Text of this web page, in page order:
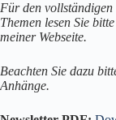
Für den vollständigen
Themen lesen Sie
meiner Webseite.
Beachten Sie dazu
Anhänge.